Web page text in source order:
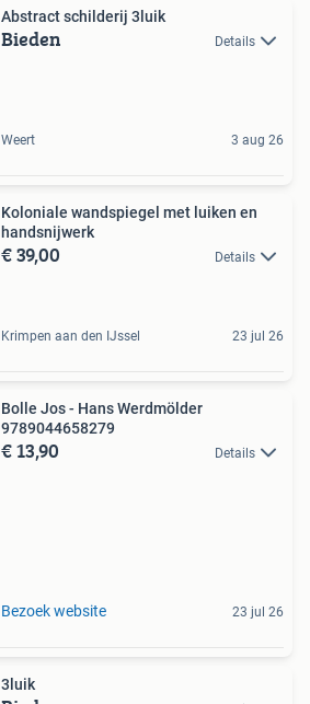
Abstract schilderij 3luik
Bieden Details
Weert 3 aug 26
Koloniale wandspiegel met luiken en
handsnijwerk
€ 39,00 Details
Krimpen aan den IJssel 23 jul 26
Bolle Jos - Hans Werdmölder
9789044658279
€ 13,90 Details
Bezoek website 23 jul 26
3luik